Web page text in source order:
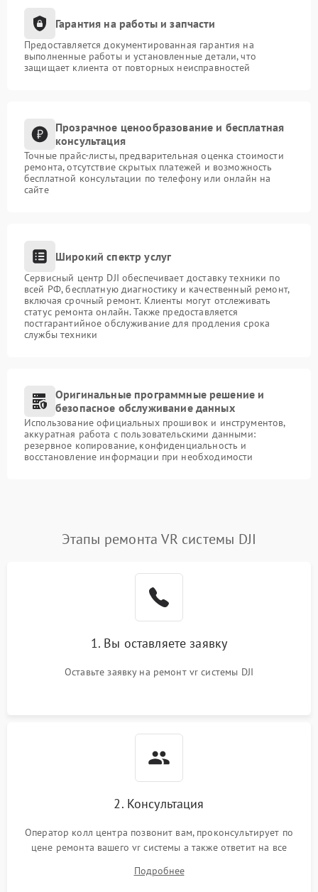
Гарантия на работы и запчасти
Предоставляется документированная гарантия на
выполненные работы и установленные детали, что
защищает клиента от повторных неисправностей
Прозрачное ценообразование и бесплатная
консультация
Точные прайс-листы, предварительная оценка стоимости
ремонта, отсутствие скрытых платежей и возможность
бесплатной консультации по телефону или онлайн на
сайте
Широкий спектр услуг
Сервисный центр DJI обеспечивает доставку техники по
всей РФ, бесплатную диагностику и качественный ремонт,
включая срочный ремонт. Клиенты могут отслеживать
статус ремонта онлайн. Также предоставляется
постгарантийное обслуживание для продления срока
службы техники
Оригинальные программные решение и
безопасное обслуживание данных
Использование официальных прошивок и инструментов,
аккуратная работа с пользовательскими данными:
резервное копирование, конфиденциальность и
восстановление информации при необходимости
Этапы ремонта VR системы DJI
1. Вы оставляете заявку
Оставьте заявку на ремонт vr системы DJI
2. Консультация
Оператор колл центра позвонит вам, проконсультирует по
цене ремонта вашего vr системы а также ответит на все
Подробнее